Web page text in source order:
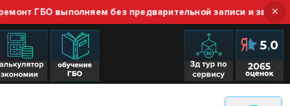
выполняем без предварительной записи и звонка — ×